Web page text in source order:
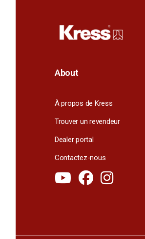
About
À propos de Kress
Trouver un revendeur
Dealer portal
Contactez-nous